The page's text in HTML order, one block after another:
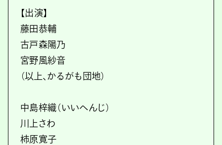
【出演】
藤田恭輔
古戸森陽乃
宮野風紗音
（以上、かるがも団地）
中島梓織（いいへんじ）
川上さわ
柿原寛子